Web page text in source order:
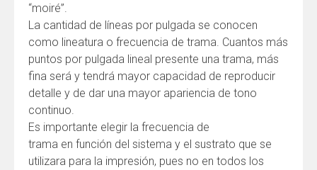
“moiré”.
La cantidad de líneas por pulgada se conocen
como lineatura o frecuencia de trama. Cuantos más
puntos por pulgada lineal presente una trama, más
fina será y tendrá mayor capacidad de reproducir
detalle y de dar una mayor apariencia de tono
continuo.
Es importante elegir la frecuencia de
trama en función del sistema y el sustrato que se
utilizara para la impresión, pues no en todos los